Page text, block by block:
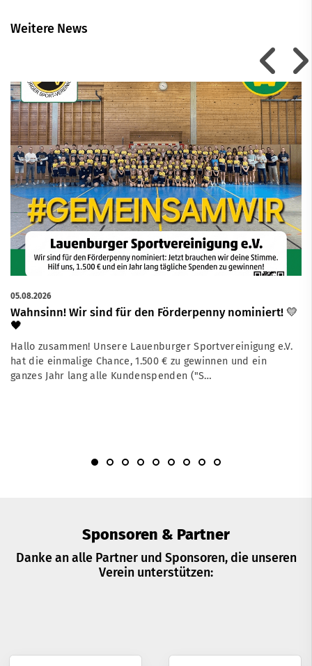
Weitere News
05.08.2026
Wahnsinn! Wir sind für den Förderpenny nominiert! 💛
🖤
Hallo zusammen! Unsere Lauenburger Sportvereinigung e.V.
hat die einmalige Chance, 1.500 € zu gewinnen und ein
ganzes Jahr lang alle Kundenspenden ("S…
Sponsoren & Partner
Danke an alle Partner und Sponsoren, die unseren
Verein unterstützen: